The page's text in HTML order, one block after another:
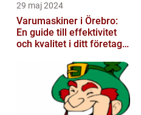
29 maj 2024
Varumaskiner i Örebro:
En guide till effektivitet
och kvalitet i ditt företags